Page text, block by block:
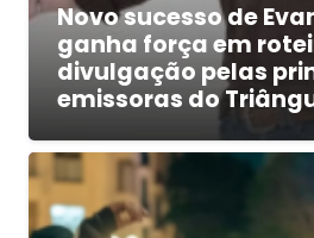
Novo sucesso de
ganha força em
divulgação pelas
emissoras do